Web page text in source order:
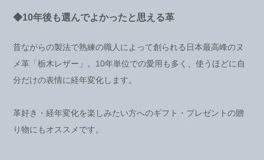
◆10年後も選んでよかったと思える革
昔ながらの製法で熟練の職人によって創られる日本最高峰のヌ
メ革「栃木レザー」。10年単位での愛用も多く、使うほどに自
分だけの表情に経年変化します。
革好き・経年変化を楽しみたい方へのギフト・プレゼントの贈
り物にもオススメです。